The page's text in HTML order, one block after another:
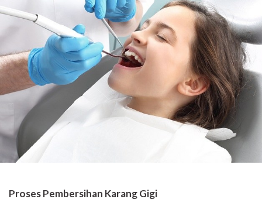
Proses Pembersihan Karang Gigi